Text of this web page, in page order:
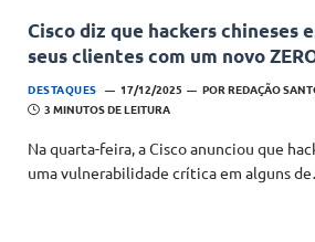
Cisco diz que hackers chineses
seus clientes com um novo
DESTAQUES 17/12/2025 PORREDAÇÃO
3 MINUTOS DE LEITURA
Na quarta-feira, a Cisco anunciou que
uma vulnerabilidade crítica em alguns